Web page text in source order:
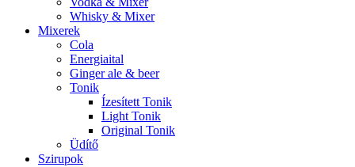
Whisky & Mixer
Mixerek
Cola
Energiaital
Ginger ale & beer
Tonik
Ízesített Tonik
Light Tonik
Original Tonik
Üdítő
Szirupok